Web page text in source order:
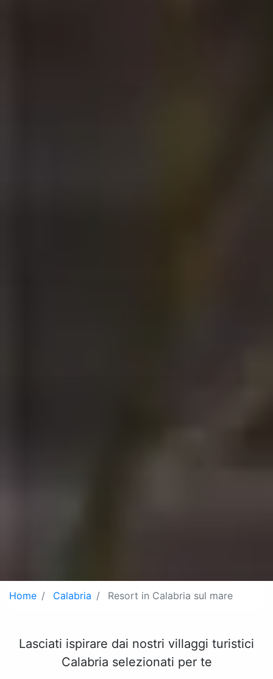
Home Calabria Resort in Calabria sul mare
Lasciati ispirare dai nostri villaggi turistici
Calabria selezionati per te